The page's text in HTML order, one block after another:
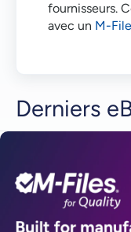
fournisseurs.
avec un M-
Derniers